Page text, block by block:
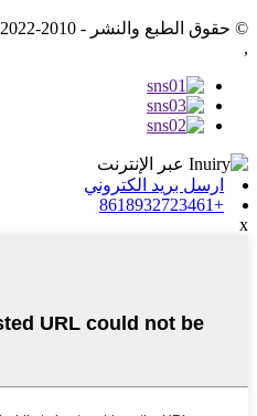
© حقوق الطبع والنشر - 2010-2022: جميع الحقوق محفوظة.
,
ارسل بريد الكتروني
+8618932723461
x